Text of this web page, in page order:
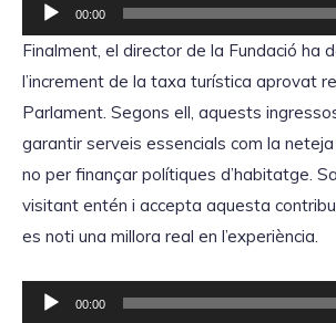
e
d
o
00:00
Finalment, el director de la Fundació ha
l’increment de la taxa turística aprovat
Parlament. Segons ell, aquests
garantir serveis essencials com la
no per finançar polítiques d’habitatge.
visitant entén i accepta aquesta
es noti una millora real en l’experiència.
00:00